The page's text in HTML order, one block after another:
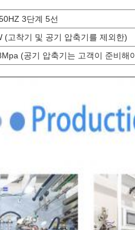
3단계 5선
(고착기 및 공기 압축기를 제외한)
(공기 압축기는 고객이 준비해